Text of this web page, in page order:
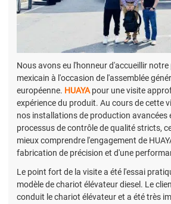
Nous avons eu l'honneur d'accueillir notre
mexicain à l'occasion de l'assemblée
européenne. HUAYA pour une visite
expérience du produit. Au cours de cette
nos installations de production avancées
processus de contrôle de qualité stricts,
mieux comprendre l'engagement de
fabrication de précision et d'une
Le point fort de la visite a été l'essai
modèle de chariot élévateur diesel. Le
conduit le chariot élévateur et a été très